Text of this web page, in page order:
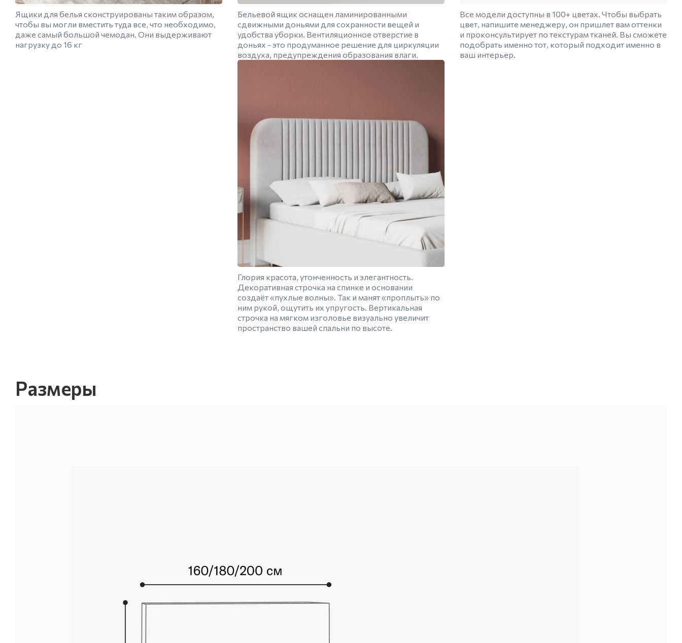
Ящики для белья сконструированы таким образом,
чтобы вы могли вместить туда все, что необходимо,
даже самый большой чемодан. Они выдерживают
нагрузку до 16 кг
Бельевой ящик оснащен ламинированными
сдвижными доньями для сохранности вещей и
удобства уборки. Вентиляционное отверстие в
доньях - это продуманное решение для циркуляции
воздуха, предупреждения образования влаги.
Все модели доступны в 100+ цветах. Чтобы выбрать
цвет, напишите менеджеру, он пришлет вам оттенки
и проконсультирует по текстурам тканей. Вы сможете
подобрать именно тот, который подходит именно в
ваш интерьер.
Глория красота, утонченность и элегантность.
Декоративная строчка на спинке и основании
создаёт «пухлые волны». Так и манят «проплыть» по
ним рукой, ощутить их упругость. Вертикальная
строчка на мягком изголовье визуально увеличит
пространство вашей спальни по высоте.
Размеры